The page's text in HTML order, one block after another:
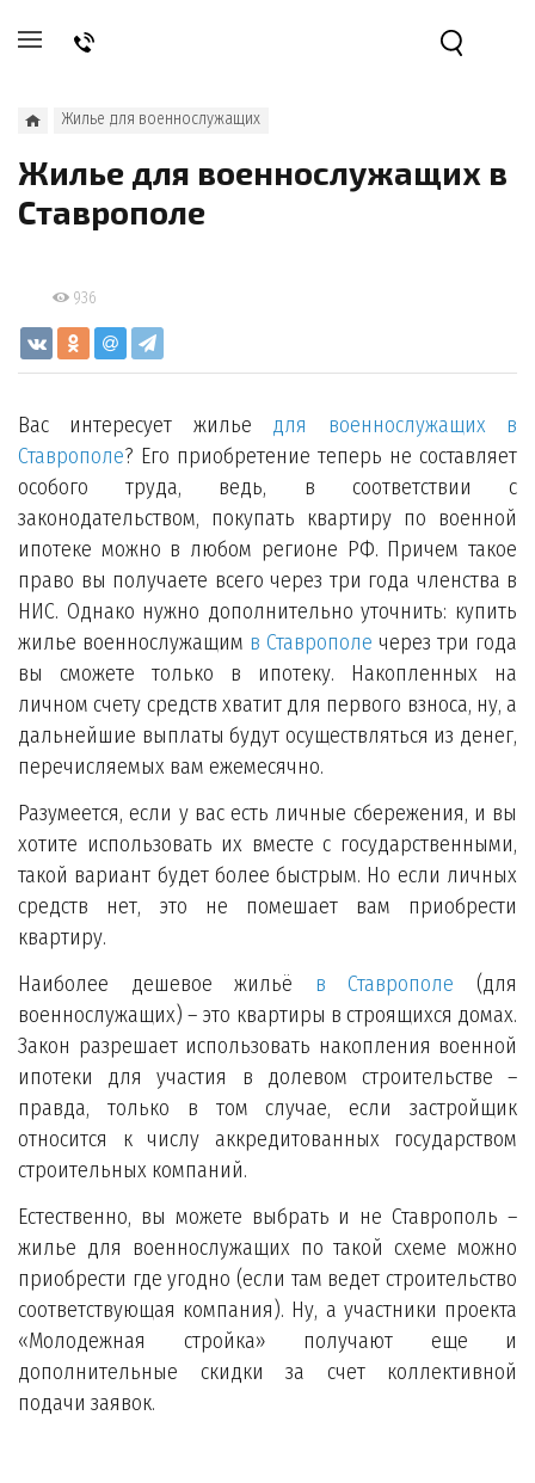
Жилье для военнослужащих
Жилье для военнослужащих в
Ставрополе
936
Вас интересует жилье для военнослужащих в
Ставрополе? Его приобретение теперь не составляет
особого труда, ведь, в соответствии с
законодательством, покупать квартиру по военной
ипотеке можно в любом регионе РФ. Причем такое
право вы получаете всего через три года членства в
НИС. Однако нужно дополнительно уточнить: купить
жилье военнослужащим в Ставрополе через три года
вы сможете только в ипотеку. Накопленных на
личном счету средств хватит для первого взноса, ну, а
дальнейшие выплаты будут осуществляться из денег,
перечисляемых вам ежемесячно.
Разумеется, если у вас есть личные сбережения, и вы
хотите использовать их вместе с государственными,
такой вариант будет более быстрым. Но если личных
средств нет, это не помешает вам приобрести
квартиру.
Наиболее дешевое жильё в Ставрополе (для
военнослужащих) – это квартиры в строящихся домах.
Закон разрешает использовать накопления военной
ипотеки для участия в долевом строительстве –
правда, только в том случае, если застройщик
относится к числу аккредитованных государством
строительных компаний.
Естественно, вы можете выбрать и не Ставрополь –
жилье для военнослужащих по такой схеме можно
приобрести где угодно (если там ведет строительство
соответствующая компания). Ну, а участники проекта
«Молодежная стройка» получают еще и
дополнительные скидки за счет коллективной
подачи заявок.